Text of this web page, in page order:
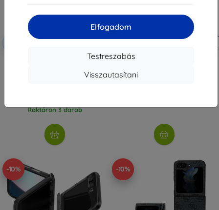
Elfogadom
Testreszabás
Visszautasítani
Kedvezmény
Eiger Mountain Glass CLEAR
átlátszó edzett üveg
Raktáron 3 darab
Kedvezmény
Eiger FLIP Glacier Case Samsung
-10% -10%